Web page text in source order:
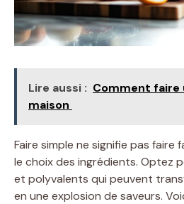
Lire aussi : Comment faire
maison ​
Faire simple ne signifie pas faire
le choix des ingrédients. Optez
et polyvalents qui peuvent
en une explosion de saveurs.